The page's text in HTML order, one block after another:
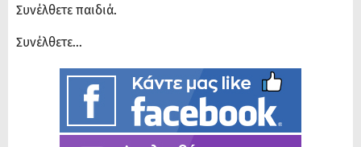
Συνέλθετε παιδιά.
Συνέλθετε…